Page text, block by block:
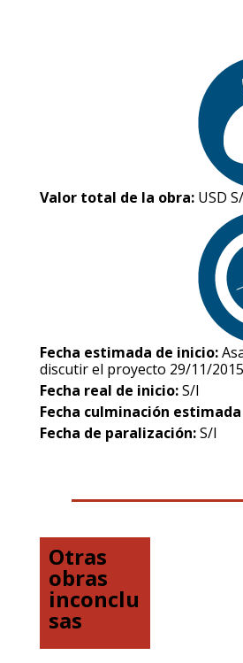
Valor total de la obra: USD
Fecha estimada de inicio:
discutir el proyecto 29/11/2015
Fecha real de inicio:S/I
Fecha culminación
Fecha de paralización:S/I
Otras
obras
inconclu
sas